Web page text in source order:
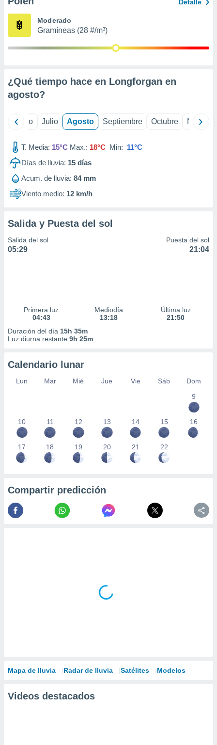
publicidad
1199
Detalle
Moderado
Gramíneas (28 #/m³)
¿Qué tiempo hace en Longforgan en
agosto?
Junio Julio Agosto Septiembre Octubre
T. Media: 15°C Max.: 18°C Min: 11°C
Días de lluvia: 15 días
Acum. de lluvia: 84 mm
Viento medio: 12 km/h
Salida y Puesta del sol
Salida del sol
05:29
Puesta del sol
21:04
Primera luz
04:43
Mediodía
13:18
Última luz
21:50
Duración del día 15h 35m
Luz diurna restante 9h 25m
Calendario lunar
Lun Mar Mié Jue Vie Sáb
Dom
9
10 11 12 13 14 15 16
17 18 19 20 21 22
Compartir predicción
Mapa de lluvia Radar de lluvia Satélites Modelos
Videos destacados